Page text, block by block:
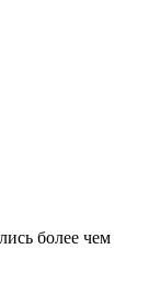
более чем